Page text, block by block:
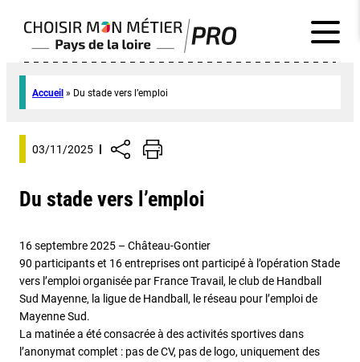
Accueil » Du stade vers l’emploi
03/11/2025
Du stade vers l’emploi
16 septembre 2025 – Château-Gontier
90 participants et 16 entreprises ont participé à l’opération Stade
vers l’emploi organisée par France Travail, le club de Handball
Sud Mayenne, la ligue de Handball, le réseau pour l’emploi de
Mayenne Sud.
La matinée a été consacrée à des activités sportives dans
l’anonymat complet : pas de CV, pas de logo, uniquement des